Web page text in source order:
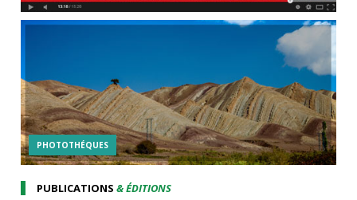
PHOTOTHÉQUES
PUBLICATIONS& ÉDITIONS